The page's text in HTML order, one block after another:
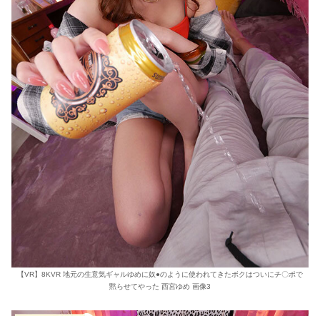
【VR】8KVR 地元の生意気ギャルゆめに奴●のように使われてきたボクはついにチ〇ポで
黙らせてやった 西宮ゆめ 画像3